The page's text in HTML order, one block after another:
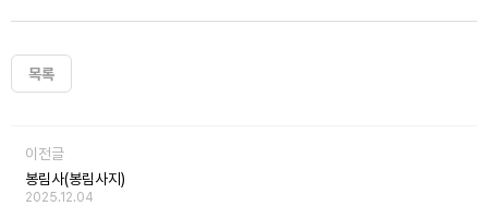
목록
이전글
봉림사(봉림사지)
2025.12.04